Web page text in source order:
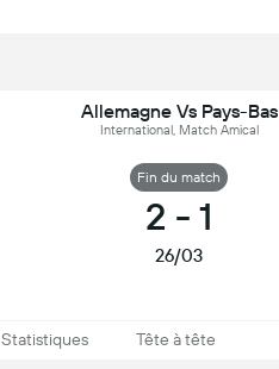
Allemagne Vs Pays-Bas
International, Match Amical
Fin du match
2 - 1
26/03
Statistiques Tête à tête